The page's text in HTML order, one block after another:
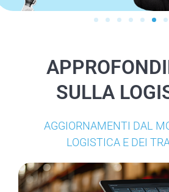
SULLA
AGGIORNAMENTI DAL
LOGISTICA E DEI